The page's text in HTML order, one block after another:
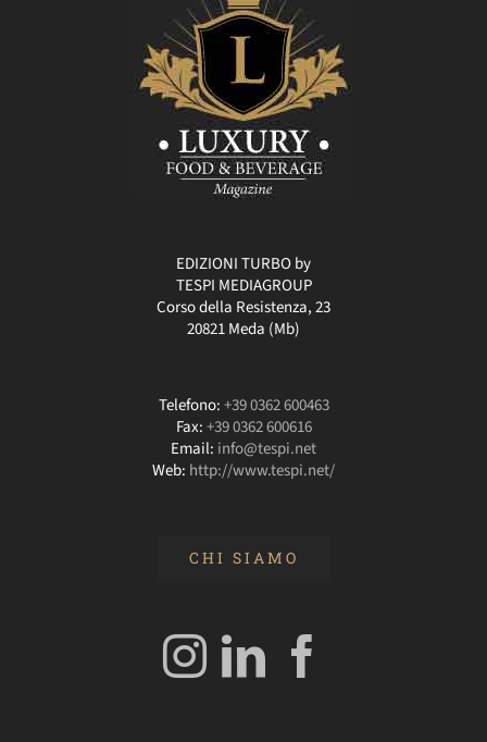
EDIZIONI TURBO by
TESPI MEDIAGROUP
Corso della Resistenza, 23
20821 Meda (Mb)
Telefono:+39 0362 600463
Fax:+39 0362 600616
Email: info@tespi.net
Web: http://www.tespi.net/
CHI SIAMO